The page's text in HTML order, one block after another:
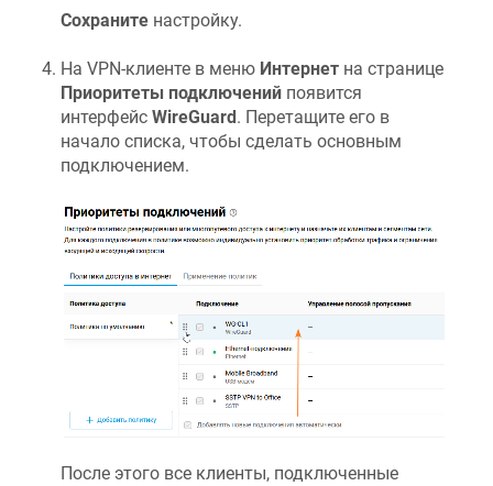
Сохраните настройку.
На VPN-клиенте в меню Интернет на странице
Приоритеты подключений появится
интерфейс WireGuard. Перетащите его в
начало списка, чтобы сделать основным
подключением.
После этого все клиенты, подключенные